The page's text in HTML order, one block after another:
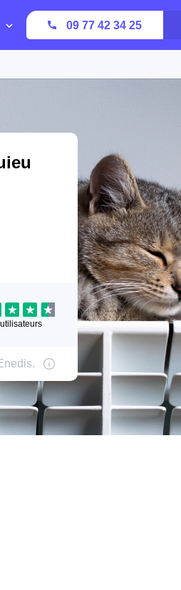
09 77 42 34 25